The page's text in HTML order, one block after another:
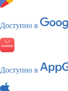
Доступно в
Доступно в